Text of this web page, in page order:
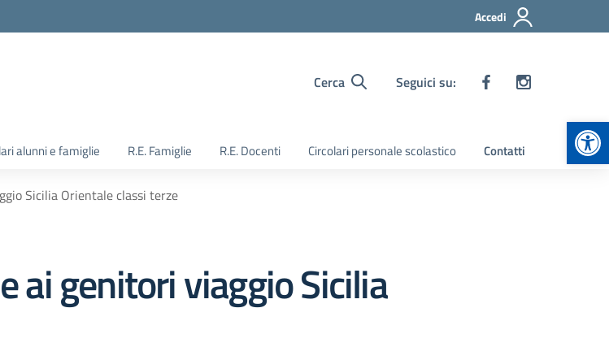
Accedi
Cerca Seguici su:
alunni e famiglie R.E. Famiglie R.E. Docenti Circolari personale scolastico Contatti
Sicilia Orientale classi terze
ai genitori viaggio Sicilia